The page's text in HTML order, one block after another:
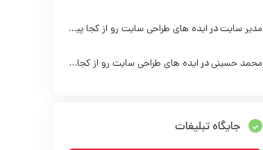
مدیر سایتدرایده های طراحی سایت رو از کجا پیدا کنیم؟
محمد حسینیدرایده های طراحی سایت رو از کجا پیدا کنیم؟
جایگاه تبلیغات